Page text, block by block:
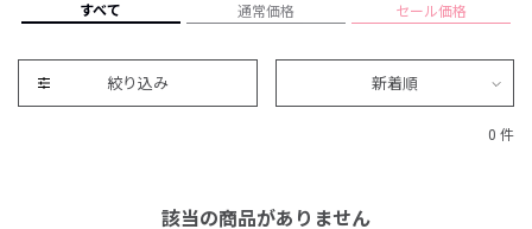
すべて 通常価格 セール価格
絞り込み 新着順
0 件
該当の商品がありません